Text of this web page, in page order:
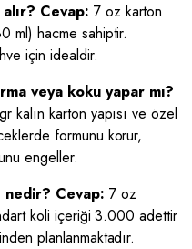
Cevap: 7 oz karton
ml) hacme sahiptir.
için idealdir.
veya koku yapar mı?
kalın karton yapısı ve özel
formunu korur,
engeller.
nedir? Cevap: 7 oz
koli içeriği 3.000 adettir
planlanmaktadır.